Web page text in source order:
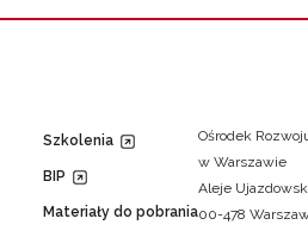
Szkolenia
BIP
Materiały do pobrania
Ośrodek
w Warszawie
Aleje
00-478